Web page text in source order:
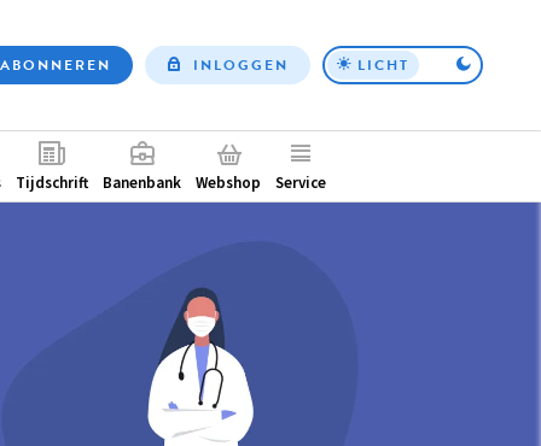
Top
ABONNEREN INLOGGEN LICHT
Tijdschrift Banenbank Webshop Service